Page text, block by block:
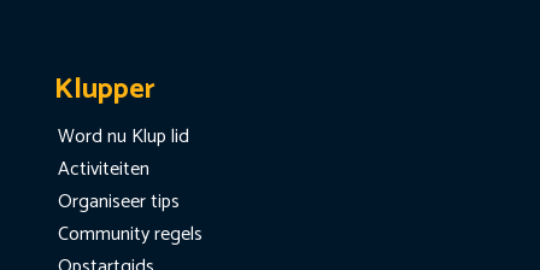
Klupper
Word nu Klup lid
Activiteiten
Organiseer tips
Community regels